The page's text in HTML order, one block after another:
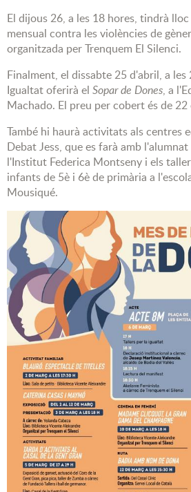
El dijous 26, a les 18 hores, tindrà
mensual contra les violències de
organitzada per Trenquem El Silenci.
Finalment, el dissabte 25 d'abril, a les
Igualtat oferirà el Sopar de Dones, a
Machado. El preu per cobert és de 22
També hi haurà activitats als centres
Debat Jess, que es farà amb
l'Institut Federica Montseny i els
infants de 5è i 6è de primària a
Mousiqué.